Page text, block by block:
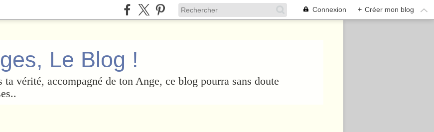
Connexion + Créer mon blog
Le Blog !
vérité, accompagné de ton Ange, ce blog pourra sans doute